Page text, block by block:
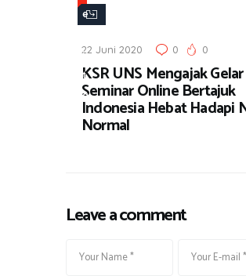
e
i
t
a
22 Juni 2020 0 0
KSR UNS Mengajak Gelar
Seminar Online Bertajuk
Indonesia Hebat Hadapi
Normal
Leave a comment